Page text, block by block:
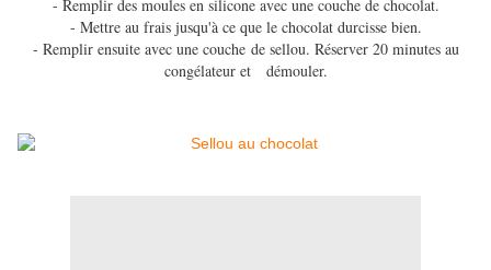
- Remplir des moules en silicone avec une couche de chocolat.
- Mettre au frais jusqu'à ce que le chocolat durcisse bien.
- Remplir ensuite avec une couche de sellou. Réserver 20 minutes au
congélateur et démouler.